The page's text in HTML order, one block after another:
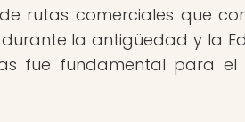
rutas comerciales que
la antigüedad y la
fue fundamental para el